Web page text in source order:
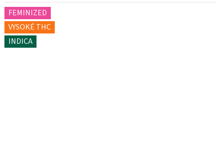
FEMINIZED
VYSOKÉ THC
INDICA